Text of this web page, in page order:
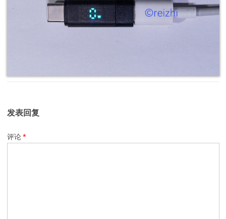
发表回复
评论*